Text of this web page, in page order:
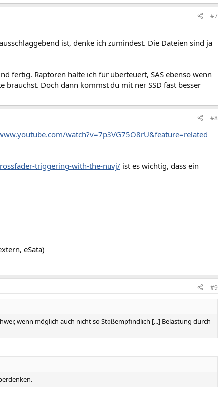
#7
ist, denke ich zumindest. Die Dateien sind ja
fertig. Raptoren halte ich für überteuert, SAS ebenso wenn
Doch dann kommst du mit ner SSD fast besser
#8
watch?v=7p3VG75O8rU&feature=related
triggering-with-the-nuvj/ ist es wichtig, dass ein
eSata)
#9
wenn möglich auch nicht so Stoßempfindlich [...] Belastung durch